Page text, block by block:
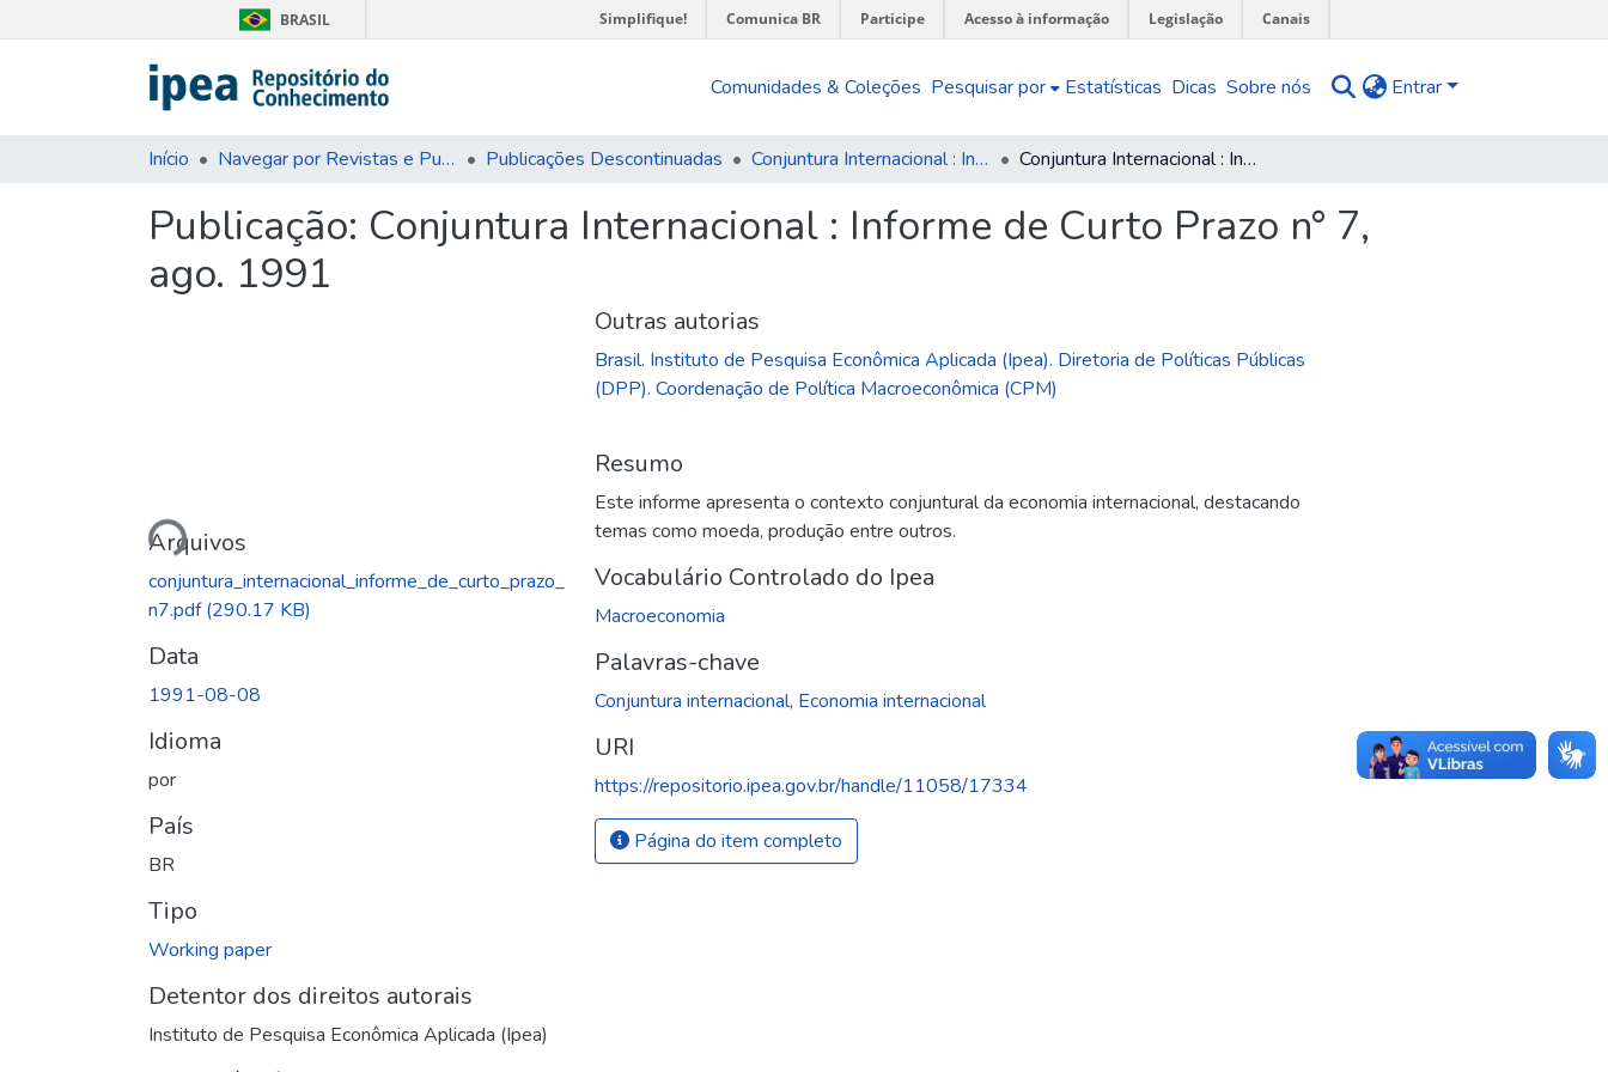
BRASIL Simplifique! Comunica BR Participe Acesso à informação Legislação Canais
Comunidades & Coleções Pesquisar por Estatísticas Dicas Sobre nós Entrar
Início Navegar por Revistas e Publicações Seriadas Publicações Descontinuadas Conjuntura Internacional : Informe de Curto Prazo Conjuntura Internacional : Informe de Curto Prazo n° 7, ago. 1991
Publicação: Conjuntura Internacional : Informe de Curto Prazo n° 7,
ago. 1991
Carregando...
Arquivos
conjuntura_internacional_informe_de_curto_prazo_
n7.pdf(290.17 KB)
Data
1991-08-08
Idioma
por
País
BR
Tipo
Working paper
Detentor dos direitos autorais
Instituto de Pesquisa Econômica Aplicada (Ipea)
Outras autorias
Brasil. Instituto de Pesquisa Econômica Aplicada (Ipea). Diretoria de Políticas Públicas
(DPP). Coordenação de Política Macroeconômica (CPM)
Resumo
Este informe apresenta o contexto conjuntural da economia internacional, destacando
temas como moeda, produção entre outros.
Vocabulário Controlado do Ipea
Macroeconomia
Palavras-chave
Conjuntura internacional, Economia internacional
URI
https://repositorio.ipea.gov.br/handle/11058/17334
Página do item completo